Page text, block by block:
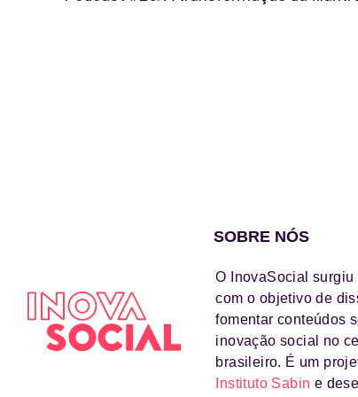
SOBRE NÓS
O InovaSocial surgiu
com o objetivo de
fomentar conteúdos
inovação social no
brasileiro. É um
Instituto Sabin e